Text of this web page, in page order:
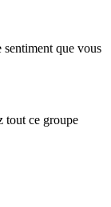
que vous
tout ce groupe